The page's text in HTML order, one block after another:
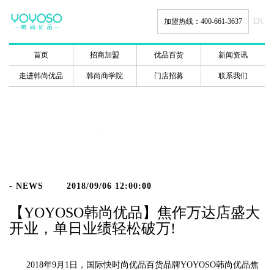
加盟热线：400-661-3637 EN.
首页 招商加盟 优品百货 新闻资讯
走进韩尚优品 韩尚商学院 门店招募 联系我们
- NEWS 2018/09/06 12:00:00
【YOYOSO韩尚优品】焦作万达店盛大
开业，单日业绩轻松破万!
2018年9月1日，国际快时尚优品百货品牌YOYOSO韩尚优品焦